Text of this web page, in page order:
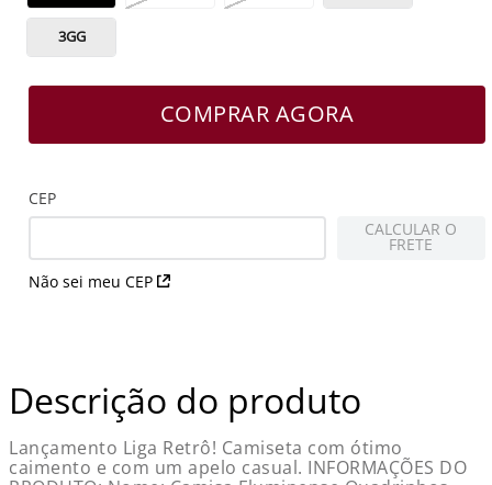
3GG
COMPRAR AGORA
CEP
Não sei meu CEP
CALCULAR O
FRETE
Descrição do produto
Lançamento Liga Retrô! Camiseta com ótimo
caimento e com um apelo casual. INFORMAÇÕES DO